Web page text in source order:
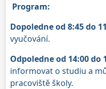
Program:
Dopoledne od 8:45 do
vyučování.
Odpoledne od 14:00 do
informovat o studiu a
pracoviště školy.